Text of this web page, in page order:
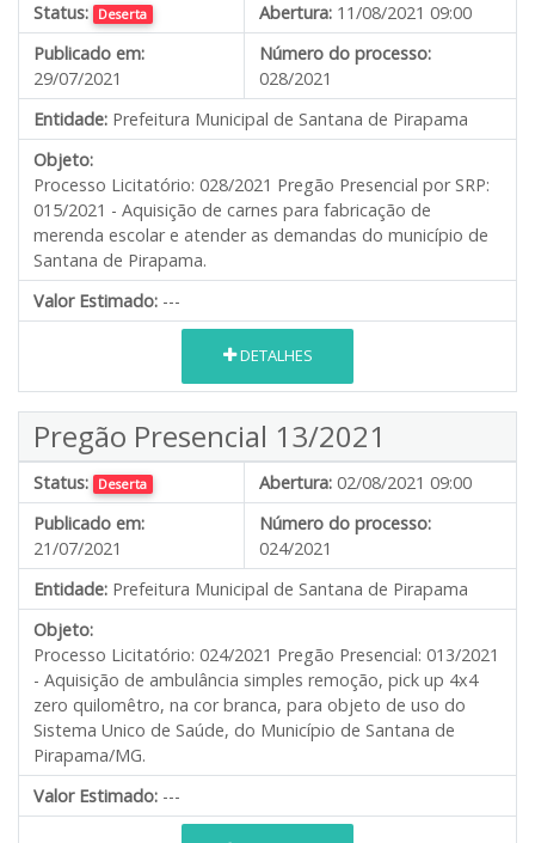
Status: Deserta Abertura: 11/08/2021 09:00
Publicado em:
29/07/2021
Número do processo:
028/2021
Entidade: Prefeitura Municipal de Santana de Pirapama
Objeto:
Processo Licitatório: 028/2021 Pregão Presencial por SRP:
015/2021 - Aquisição de carnes para fabricação de
merenda escolar e atender as demandas do município de
Santana de Pirapama.
Valor Estimado: ---
DETALHES
Pregão Presencial 13/2021
Status: Deserta Abertura: 02/08/2021 09:00
Publicado em:
21/07/2021
Número do processo:
024/2021
Entidade: Prefeitura Municipal de Santana de Pirapama
Objeto:
Processo Licitatório: 024/2021 Pregão Presencial: 013/2021
- Aquisição de ambulância simples remoção, pick up 4x4
zero quilomêtro, na cor branca, para objeto de uso do
Sistema Unico de Saúde, do Município de Santana de
Pirapama/MG.
Valor Estimado: ---